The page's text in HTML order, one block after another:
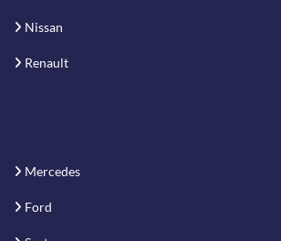
Nissan
Renault
Mercedes
Ford